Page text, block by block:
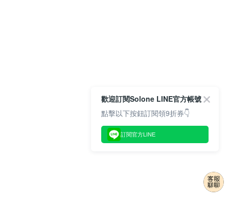
歡迎訂閱Solone LINE官方帳號
點擊以下按鈕訂閱領9折券👇
訂閱官方LINE